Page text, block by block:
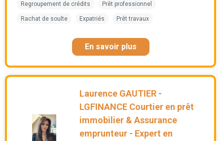
Regroupement de crédits Prêt professionnel
Rachat de soulte Expatriés Prêt travaux
En savoir plus
Laurence GAUTIER -
LGFINANCE Courtier en prêt
immobilier & Assurance
emprunteur - Expert en